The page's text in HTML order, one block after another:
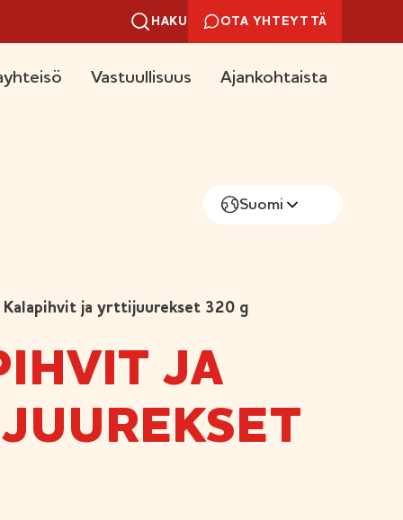
HAKU OTA YHTEYTTÄ
Vastuullisuus Ajankohtaista
Suomi
Kalapihvit ja yrttijuurekset 320 g
JA